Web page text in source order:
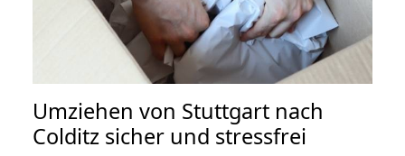
Umziehen von Stuttgart nach
Colditz sicher und stressfrei